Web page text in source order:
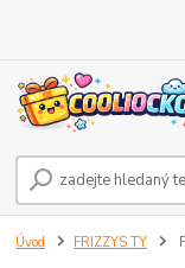
Úvod FRIZZYS TY